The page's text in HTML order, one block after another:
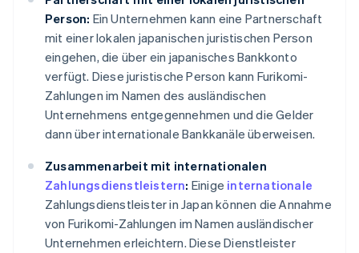
Person: Ein Unternehmen kann eine Partnerschaft
mit einer lokalen japanischen juristischen Person
eingehen, die über ein japanisches Bankkonto
verfügt. Diese juristische Person kann Furikomi-
Zahlungen im Namen des ausländischen
Unternehmens entgegennehmen und die Gelder
dann über internationale Bankkanäle überweisen.
Zusammenarbeit mit internationalen
Zahlungsdienstleistern: Einige internationale
Zahlungsdienstleister in Japan können die Annahme
von Furikomi-Zahlungen im Namen ausländischer
Unternehmen erleichtern. Diese Dienstleister